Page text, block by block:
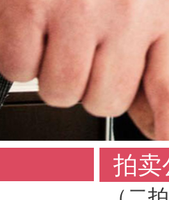
拍卖